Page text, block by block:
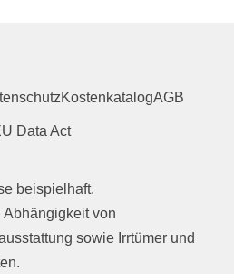
KostenkatalogAGB
Data Act
beispielhaft.
von
sowie Irrtümer und